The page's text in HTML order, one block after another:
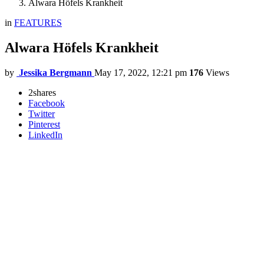
Alwara Höfels Krankheit
in FEATURES
Alwara Höfels Krankheit
by Jessika Bergmann May 17, 2022, 12:21 pm 176 Views
2shares
Facebook
Twitter
Pinterest
LinkedIn